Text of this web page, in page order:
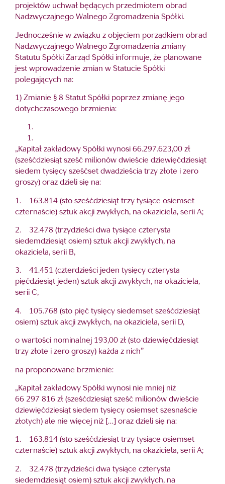
projektów uchwał będących przedmiotem obrad
Nadzwyczajnego Walnego Zgromadzenia Spółki.
Jednocześnie w związku z objęciem porządkiem obrad
Nadzwyczajnego Walnego Zgromadzenia zmiany
Statutu Spółki Zarząd Spółki informuje, że planowane
jest wprowadzenie zmian w Statucie Spółki
polegających na:
1) Zmianie § 8 Statut Spółki poprzez zmianę jego
dotychczasowego brzmienia:
„Kapitał zakładowy Spółki wynosi 66.297.623,00 zł
(sześćdziesiąt sześć milionów dwieście dziewięćdziesiąt
siedem tysięcy sześćset dwadzieścia trzy złote i zero
groszy) oraz dzieli się na:
1. 163.814 (sto sześćdziesiąt trzy tysiące osiemset
czternaście) sztuk akcji zwykłych, na okaziciela, serii A;
2. 32.478 (trzydzieści dwa tysiące czterysta
siedemdziesiąt osiem) sztuk akcji zwykłych, na
okaziciela, serii B,
3. 41.451 (czterdzieści jeden tysięcy czterysta
pięćdziesiąt jeden) sztuk akcji zwykłych, na okaziciela,
serii C,
4. 105.768 (sto pięć tysięcy siedemset sześćdziesiąt
osiem) sztuk akcji zwykłych, na okaziciela, serii D,
o wartości nominalnej 193,00 zł (sto dziewięćdziesiąt
trzy złote i zero groszy) każda z nich”
na proponowane brzmienie:
„Kapitał zakładowy Spółki wynosi nie mniej niż
66 297 816 zł (sześćdziesiąt sześć milionów dwieście
dziewięćdziesiąt siedem tysięcy osiemset szesnaście
złotych) ale nie więcej niż […] oraz dzieli się na:
1. 163.814 (sto sześćdziesiąt trzy tysiące osiemset
czternaście) sztuk akcji zwykłych, na okaziciela, serii A;
2. 32.478 (trzydzieści dwa tysiące czterysta
siedemdziesiąt osiem) sztuk akcji zwykłych, na